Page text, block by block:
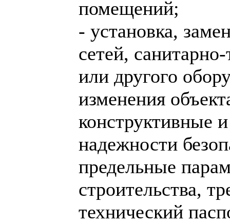
помещений;
- установка,
сетей,
или другого
изменения
конструктивные
надежности
предельные
строительства,
технический